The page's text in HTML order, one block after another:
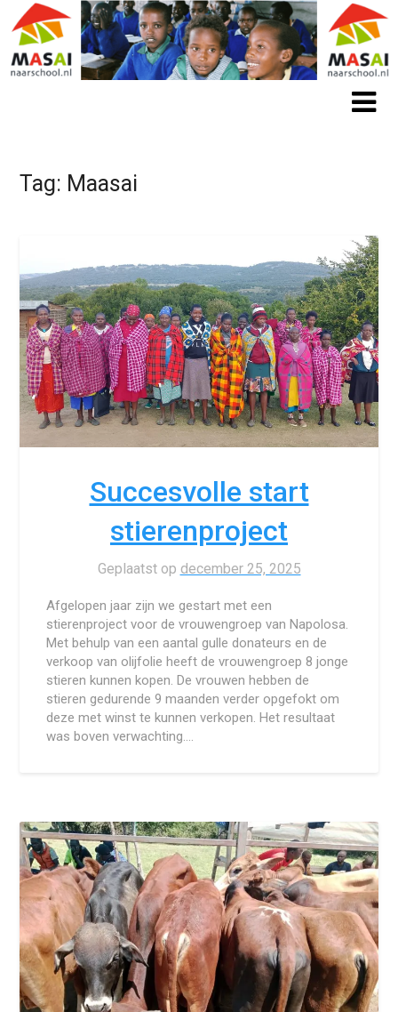
Tag: Maasai
Succesvolle start
stierenproject
Geplaatst op december 25, 2025
Afgelopen jaar zijn we gestart met een
stierenproject voor de vrouwengroep van Napolosa.
Met behulp van een aantal gulle donateurs en de
verkoop van olijfolie heeft de vrouwengroep 8 jonge
stieren kunnen kopen. De vrouwen hebben de
stieren gedurende 9 maanden verder opgefokt om
deze met winst te kunnen verkopen. Het resultaat
was boven verwachting….